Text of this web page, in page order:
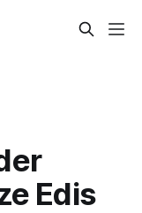
Edis